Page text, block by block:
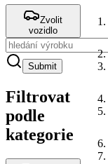
Zvolit
vozidlo
Submit
Filtrovat
podle
kategorie